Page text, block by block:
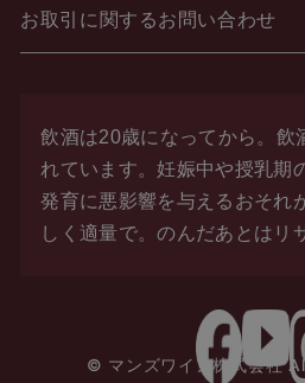
お取引に関するお問い合わせ
飲酒は20歳になってから。飲
れています。妊娠中や授乳期
発育に悪影響を与えるおそれ
しく適量で。のんだあとはリ
© マンズワイン株式会社